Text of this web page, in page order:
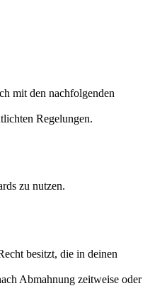
mit den nachfolgenden
Regelungen.
zu nutzen.
besitzt, die in deinen
Abmahnung zeitweise oder